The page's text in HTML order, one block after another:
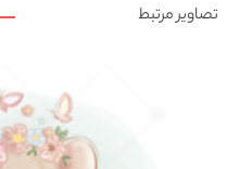
تصاویر مرتبط